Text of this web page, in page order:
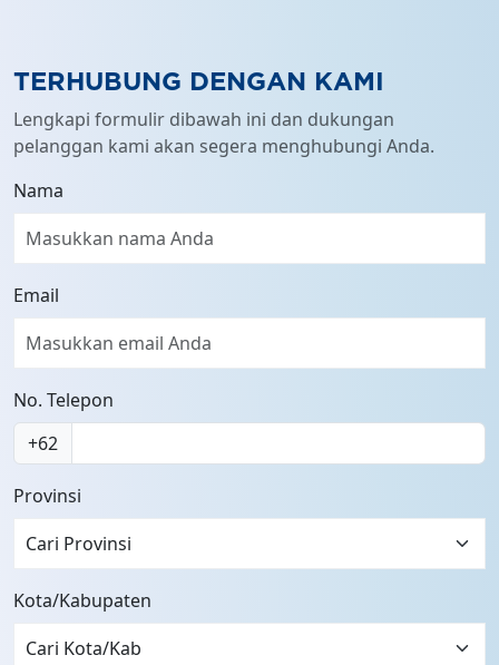
TERHUBUNG DENGAN KAMI
Lengkapi formulir dibawah ini dan dukungan
pelanggan kami akan segera menghubungi Anda.
Nama
Email
No. Telepon
+62
Provinsi
Cari Provinsi
Kota/Kabupaten